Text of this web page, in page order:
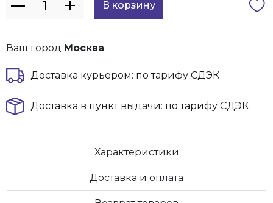
Ваш город Москва
Доставка курьером: по тарифу СДЭК
Доставка в пункт выдачи: по тарифу СДЭК
Характеристики
Доставка и оплата